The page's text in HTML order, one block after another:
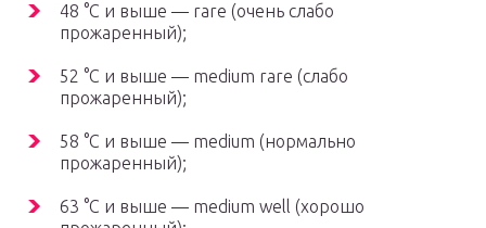
48 °С и выше — rare (очень слабо
прожаренный);
52 °С и выше — medium rare (слабо
прожаренный);
58 °С и выше — medium (нормально
прожаренный);
63 °С и выше — medium well (хорошо